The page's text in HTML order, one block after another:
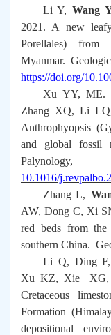
Li Y,Wang
2021. A new
Porellales) from
Myanmar.
https://doi.org/
Xu YY, ME.
Zhang XQ, Li
Anthrophyopsis
and global fossil
Palynology,
10.1016/
Zhang L,
AW, Dong C, Xi
red beds from the
southern China.
Li Q, Ding
Xu KZ, Xie XG,
Cretaceous
Formation
depositional